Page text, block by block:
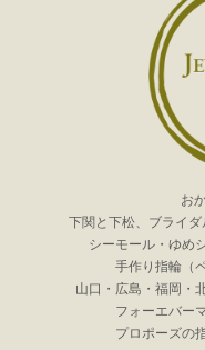
お
下関と下松、ブライ
シーモール・ゆめ
手作り指輪（
山口・広島・福岡・
フォーエバー
プロポーズの